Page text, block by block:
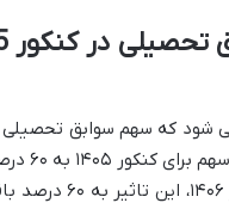
آن لحاظ